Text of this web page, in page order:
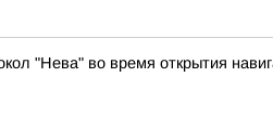
"Нева" во время открытия